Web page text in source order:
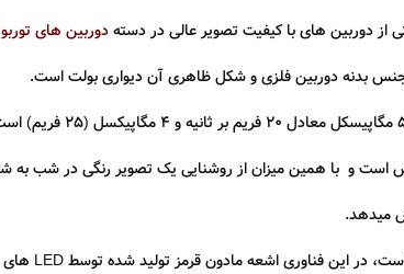
دوربین های توربو HD شرکت هایک ویژن
بدنه دوربین فلزی و شکل ظاهری آن دیواری بولت است.